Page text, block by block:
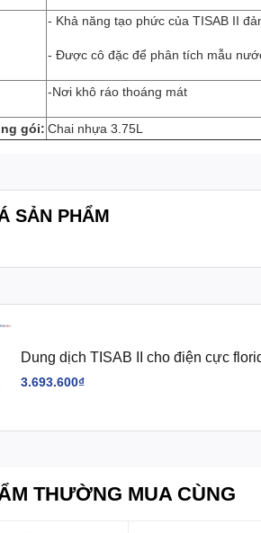
- Khả năng tạo phức của TISAB II
- Được cô đặc để phân tích mẫu
-Nơi khô ráo thoáng mát
gói: Chai nhựa 3.75L
SẢN PHẨM
Dung dịch TISAB II cho điện cực
3.693.600₫
THƯỜNG MUA CÙNG